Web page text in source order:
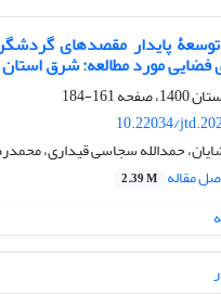
توسعۀ پایدار مقصدهای
فضایی مورد مطالعه: شرق
161-184
10.22034/
حمدالله سجاسی قیداری،
مقاله 2.39 M